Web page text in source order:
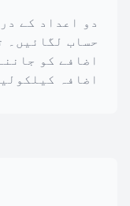
دو اعداد کے
حساب لگائیں۔
اضافے کو
اضافہ